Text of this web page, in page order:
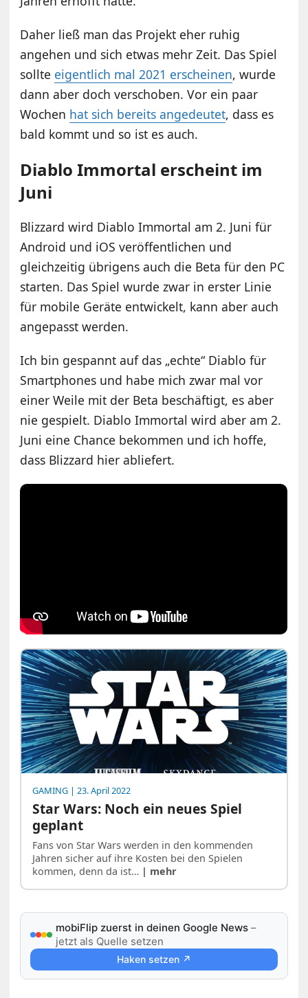
Daher ließ man das Projekt eher ruhig
angehen und sich etwas mehr Zeit. Das Spiel
sollte eigentlich mal 2021 erscheinen, wurde
dann aber doch verschoben. Vor ein paar
Wochen hat sich bereits angedeutet, dass es
bald kommt und so ist es auch.
Diablo Immortal erscheint im
Juni
Blizzard wird Diablo Immortal am 2. Juni für
Android und iOS veröffentlichen und
gleichzeitig übrigens auch die Beta für den PC
starten. Das Spiel wurde zwar in erster Linie
für mobile Geräte entwickelt, kann aber auch
angepasst werden.
Ich bin gespannt auf das „echte“ Diablo für
Smartphones und habe mich zwar mal vor
einer Weile mit der Beta beschäftigt, es aber
nie gespielt. Diablo Immortal wird aber am 2.
Juni eine Chance bekommen und ich hoffe,
dass Blizzard hier abliefert.
GAMING | 23. April 2022
Star Wars: Noch ein neues Spiel
geplant
Fans von Star Wars werden in den kommenden
Jahren sicher auf ihre Kosten bei den Spielen
kommen, denn da ist… | mehr
mobiFlip zuerst in deinen Google News –
jetzt als Quelle setzen
Haken setzen ↗